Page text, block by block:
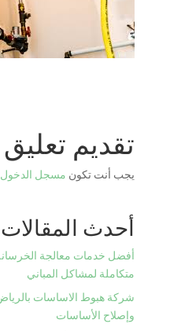
تقديم تعليق
يجب أنت تكون مسجل الدخول
أحدث المقالات
متكاملة لمشاكل المباني
وإصلاح الأساسات